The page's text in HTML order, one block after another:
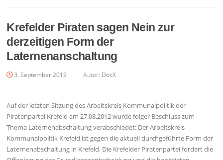
Krefelder Piraten sagen Nein zur
derzeitigen Form der
Laternenanschaltung
3. September 2012 Autor: DocX
Auf der letzten Sitzung des Arbeitskreis Kommunalpolitik der
Piratenpartei Krefeld am 27.08.2012 wurde folger Beschluss zum
Thema Laternenabschaltung verabschiedet: Der Arbeitskreis
Kommunalpolitik Krefeld ist gegen die aktuell durchgeführte Form der
Laternenabschaltung in Krefeld. Die Krefelder Piratenpartei fordert die